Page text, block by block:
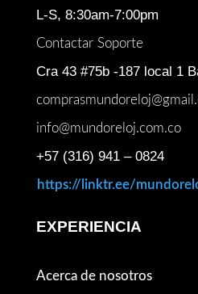
L-S, 8:30am-7:00pm
Contactar Soporte
Cra 43 #75b -187 local 1
info@mundoreloj.com.co
+57 (316) 941 – 0824
https://linktr.ee/
EXPERIENCIA
Acerca de nosotros